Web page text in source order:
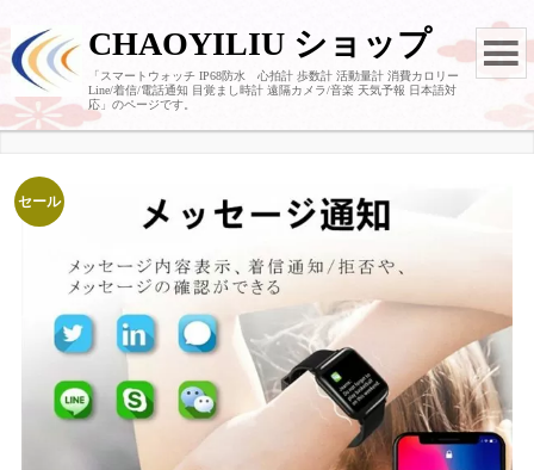
CHAOYILIU ショップ
「スマートウォッチ IP68防水 心拍計 歩数計 活動量計 消費カロリー
Line/着信/電話通知 目覚まし時計 遠隔カメラ/音楽 天気予報 日本語対
応」のページです。
セール